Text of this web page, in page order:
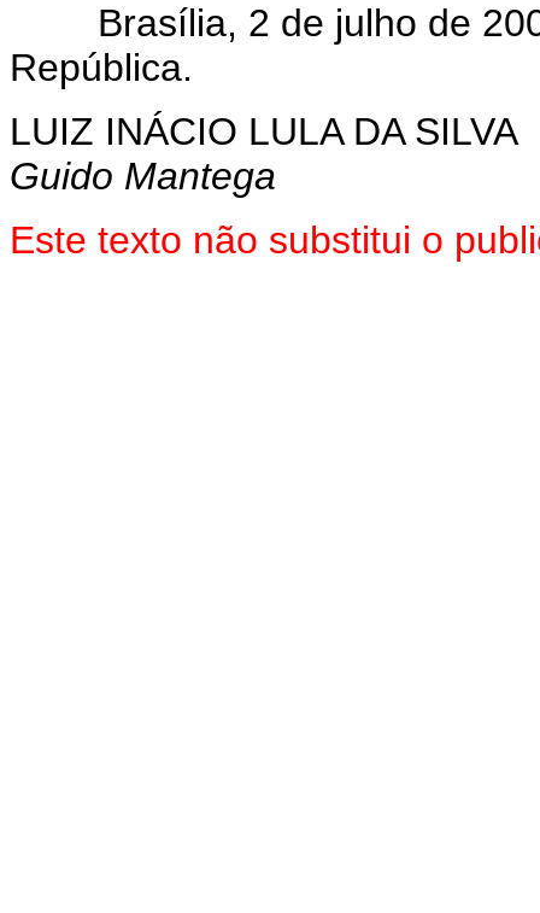
Brasília, 2 de julho de
República.
LUIZ INÁCIO LULA DA SILVA
Guido Mantega
Este texto não substitui o